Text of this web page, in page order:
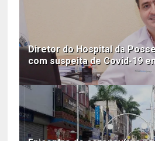
Diretor do Hospital da
com suspeita de Covid-19